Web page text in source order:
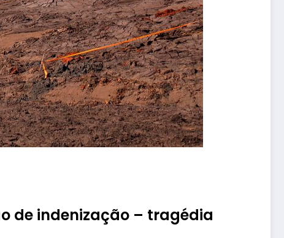
de indenização – tragédia